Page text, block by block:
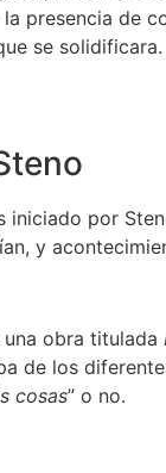
presencia de
se
iniciado por
y
obra titulada
de los
cosas” o no.